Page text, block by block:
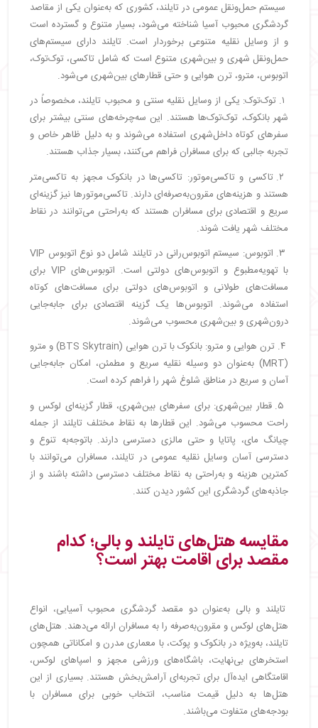
سیستم حمل‌ونقل عمومی در تایلند، کشوری که به‌عنوان یکی از مقاصد
گردشگری محبوب آسیا شناخته می‌شود، بسیار متنوع و گسترده است
و از وسایل نقلیه متنوعی برخوردار است. تایلند دارای سیستم‌های
حمل‌ونقل شهری و بین‌شهری متنوع است که شامل تاکسی، توک‌توک،
اتوبوس، مترو، ترن هوایی و حتی قطارهای بین‌شهری می‌شود.
۱. توک‌توک: یکی از وسایل نقلیه سنتی و محبوب تایلند، مخصوصاً در
شهر بانکوک، توک‌توک‌ها هستند. این سه‌چرخه‌های سنتی بیشتر برای
سفرهای کوتاه داخل‌شهری استفاده می‌شوند و به دلیل ظاهر خاص و
تجربه جالبی که برای مسافران فراهم می‌کنند، بسیار جذاب هستند.
۲. تاکسی و تاکسی‌موتور: تاکسی‌ها در بانکوک مجهز به تاکسی‌متر
هستند و هزینه‌های مقرون‌به‌صرفه‌ای دارند. تاکسی‌موتورها نیز گزینه‌ای
سریع و اقتصادی برای مسافران هستند که به‌راحتی می‌توانند در نقاط
مختلف شهر یافت شوند.
۳. اتوبوس: سیستم اتوبوس‌رانی در تایلند شامل دو نوع اتوبوس VIP
با تهویه‌مطبوع و اتوبوس‌های دولتی است. اتوبوس‌های VIP برای
مسافت‌های طولانی و اتوبوس‌های دولتی برای مسافت‌های کوتاه
استفاده می‌شوند. اتوبوس‌ها یک گزینه اقتصادی برای جابه‌جایی
درون‌شهری و بین‌شهری محسوب می‌شوند.
۴. ترن هوایی و مترو: بانکوک با ترن هوایی (BTS Skytrain) و مترو
(MRT) به‌عنوان دو وسیله نقلیه سریع و مطمئن، امکان جابه‌جایی
آسان و سریع در مناطق شلوغ شهر را فراهم کرده است.
۵. قطار بین‌شهری: برای سفرهای بین‌شهری، قطار گزینه‌ای لوکس و
راحت محسوب می‌شود. این قطارها به نقاط مختلف تایلند از جمله
چیانگ مای، پاتایا و حتی مالزی دسترسی دارند. باتوجه‌به تنوع و
دسترسی آسان وسایل نقلیه عمومی در تایلند، مسافران می‌توانند با
کمترین هزینه و به‌راحتی به نقاط مختلف دسترسی داشته باشند و از
جاذبه‌های گردشگری این کشور دیدن کنند.
مقایسه هتل‌های تایلند و بالی؛ کدام
مقصد برای اقامت بهتر است؟
تایلند و بالی به‌عنوان دو مقصد گردشگری محبوب آسیایی، انواع
هتل‌های لوکس و مقرون‌به‌صرفه را به مسافران ارائه می‌دهند. هتل‌های
تایلند، به‌ویژه در بانکوک و پوکت، با معماری مدرن و امکاناتی همچون
استخرهای بی‌نهایت، باشگاه‌های ورزشی مجهز و اسپاهای لوکس،
اقامتگاهی ایده‌آل برای تجربه‌ای آرامش‌بخش هستند. بسیاری از این
هتل‌ها به دلیل قیمت مناسب، انتخاب خوبی برای مسافران با
بودجه‌های متفاوت می‌باشند.